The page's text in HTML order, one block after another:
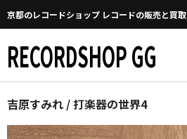
京都のレコードショップ レコードの販売と買取
RECORDSHOP GG
Home
マイページ
吉原すみれ / 打楽器の世界4